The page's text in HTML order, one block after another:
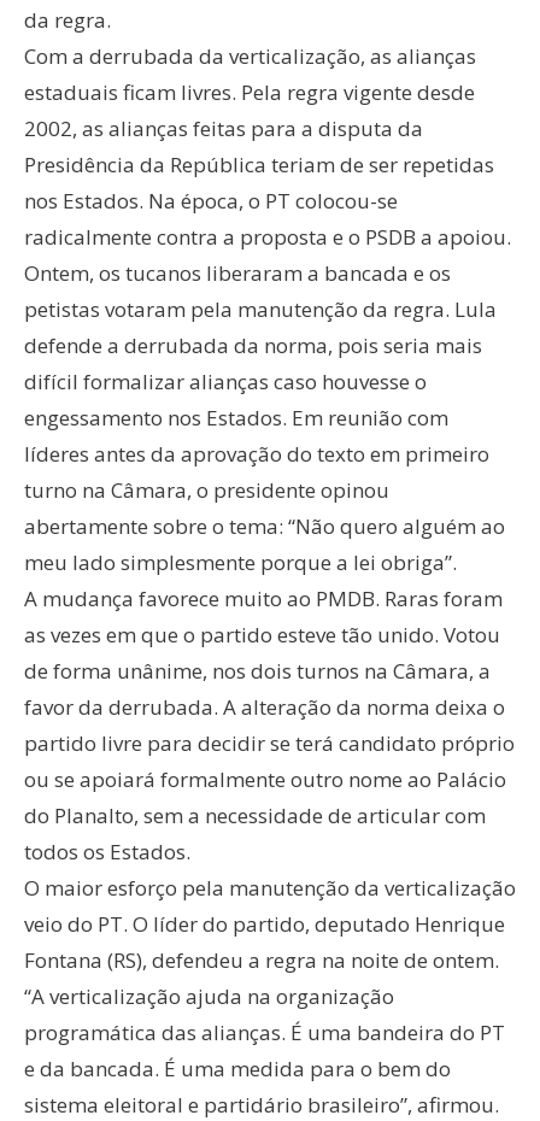
da regra.
Com a derrubada da verticalização, as alianças
estaduais ficam livres. Pela regra vigente desde
2002, as alianças feitas para a disputa da
Presidência da República teriam de ser repetidas
nos Estados. Na época, o PT colocou-se
radicalmente contra a proposta e o PSDB a apoiou.
Ontem, os tucanos liberaram a bancada e os
petistas votaram pela manutenção da regra. Lula
defende a derrubada da norma, pois seria mais
difícil formalizar alianças caso houvesse o
engessamento nos Estados. Em reunião com
líderes antes da aprovação do texto em primeiro
turno na Câmara, o presidente opinou
abertamente sobre o tema: “Não quero alguém ao
meu lado simplesmente porque a lei obriga”.
A mudança favorece muito ao PMDB. Raras foram
as vezes em que o partido esteve tão unido. Votou
de forma unânime, nos dois turnos na Câmara, a
favor da derrubada. A alteração da norma deixa o
partido livre para decidir se terá candidato próprio
ou se apoiará formalmente outro nome ao Palácio
do Planalto, sem a necessidade de articular com
todos os Estados.
O maior esforço pela manutenção da verticalização
veio do PT. O líder do partido, deputado Henrique
Fontana (RS), defendeu a regra na noite de ontem.
“A verticalização ajuda na organização
programática das alianças. É uma bandeira do PT
e da bancada. É uma medida para o bem do
sistema eleitoral e partidário brasileiro”, afirmou.